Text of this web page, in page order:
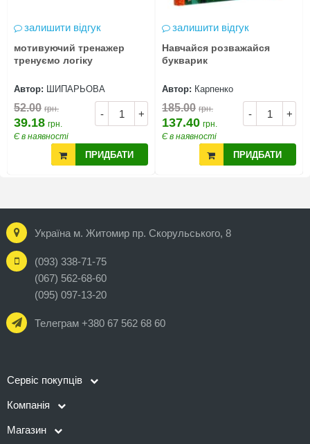
залишити відгук
мотивуючий тренажер
тренуємо логіку
Автор: ШИПАРЬОВА
- +
52.00 грн.
39.18 грн.
Є в наявності
ПРИДБАТИ
залишити відгук
Навчайся розважайся
букварик
Автор: Карпенко
- +
185.00 грн.
137.40 грн.
Є в наявності
ПРИДБАТИ
Україна м. Житомир пр. Скорульського, 8
(093) 338-71-75
(067) 562-68-60
(095) 097-13-20
Телеграм +380 67 562 68 60
Сервіс покупців
Компанія
Магазин